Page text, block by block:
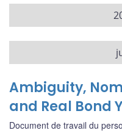
Ambiguity,
and Real Bond
Document de travail du